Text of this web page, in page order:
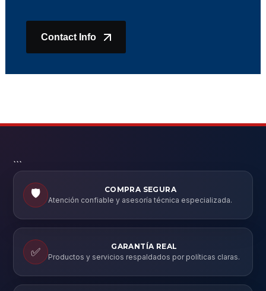
Contact Info
```
🛡️
COMPRA SEGURA
Atención confiable y asesoría técnica especializada.
✅
GARANTÍA REAL
Productos y servicios respaldados por políticas claras.